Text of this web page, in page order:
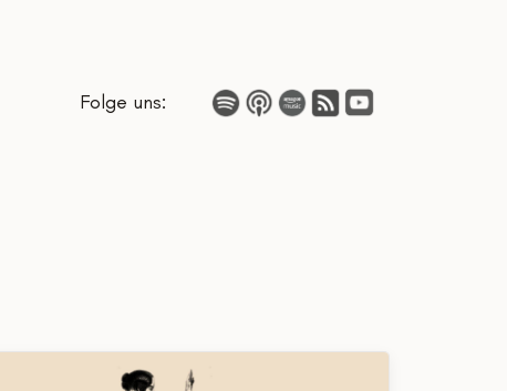
Folge uns: